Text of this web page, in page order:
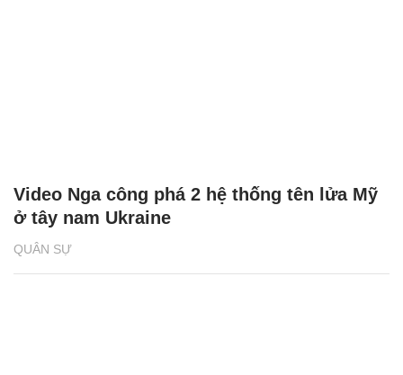
QUÂN SỰ
Video Nga công phá 2 hệ thống tên lửa Mỹ
ở tây nam Ukraine